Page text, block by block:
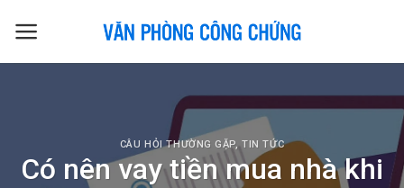
CÂU HỎI THƯỜNG GẶP,TIN TỨC
Có nên vay tiền mua nhà khi